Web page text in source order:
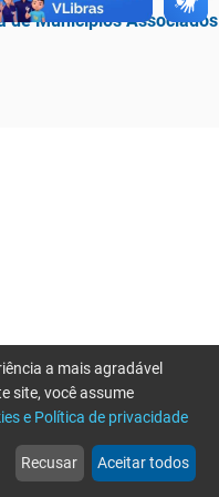
de Municípios Associados
web
Notícias
more_horiz
Mais
a mais agradável
site, você assume
e Política de privacidade
Recusar Aceitar todos
tente novamente